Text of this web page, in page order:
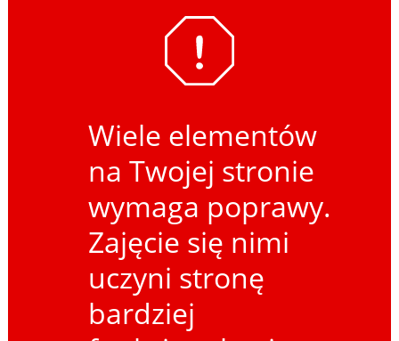
Wiele elementów
na Twojej stronie
wymaga poprawy.
Zajęcie się nimi
uczyni stronę
bardziej